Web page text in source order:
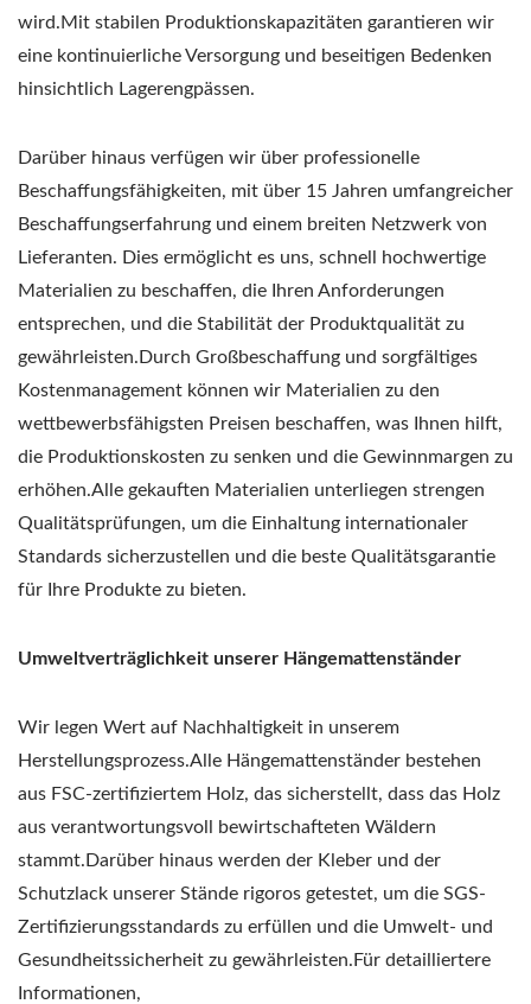
wird.Mit stabilen Produktionskapazitäten garantieren wir
eine kontinuierliche Versorgung und beseitigen Bedenken
hinsichtlich Lagerengpässen.
Darüber hinaus verfügen wir über professionelle
Beschaffungsfähigkeiten, mit über 15 Jahren umfangreicher
Beschaffungserfahrung und einem breiten Netzwerk von
Lieferanten. Dies ermöglicht es uns, schnell hochwertige
Materialien zu beschaffen, die Ihren Anforderungen
entsprechen, und die Stabilität der Produktqualität zu
gewährleisten.Durch Großbeschaffung und sorgfältiges
Kostenmanagement können wir Materialien zu den
wettbewerbsfähigsten Preisen beschaffen, was Ihnen hilft,
die Produktionskosten zu senken und die Gewinnmargen zu
erhöhen.Alle gekauften Materialien unterliegen strengen
Qualitätsprüfungen, um die Einhaltung internationaler
Standards sicherzustellen und die beste Qualitätsgarantie
für Ihre Produkte zu bieten.
Umweltverträglichkeit unserer Hängemattenständer
Wir legen Wert auf Nachhaltigkeit in unserem
Herstellungsprozess.Alle Hängemattenständer bestehen
aus FSC-zertifiziertem Holz, das sicherstellt, dass das Holz
aus verantwortungsvoll bewirtschafteten Wäldern
stammt.Darüber hinaus werden der Kleber und der
Schutzlack unserer Stände rigoros getestet, um die SGS-
Zertifizierungsstandards zu erfüllen und die Umwelt- und
Gesundheitssicherheit zu gewährleisten.Für detailliertere
Informationen,